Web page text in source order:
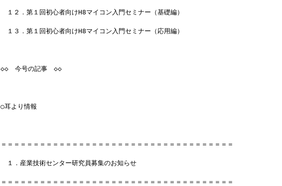
１２．第１回初心者向けH8マイコン入門セミナー（基礎編）
１３．第１回初心者向けH8マイコン入門セミナー（応用編）
◇◇　今号の記事　◇◇
○耳より情報
＝＝＝＝＝＝＝＝＝＝＝＝＝＝＝＝＝＝＝＝＝＝＝＝＝＝＝＝＝＝＝＝＝＝＝＝
１．産業技術センター研究員募集のお知らせ
＝＝＝＝＝＝＝＝＝＝＝＝＝＝＝＝＝＝＝＝＝＝＝＝＝＝＝＝＝＝＝＝＝＝＝＝